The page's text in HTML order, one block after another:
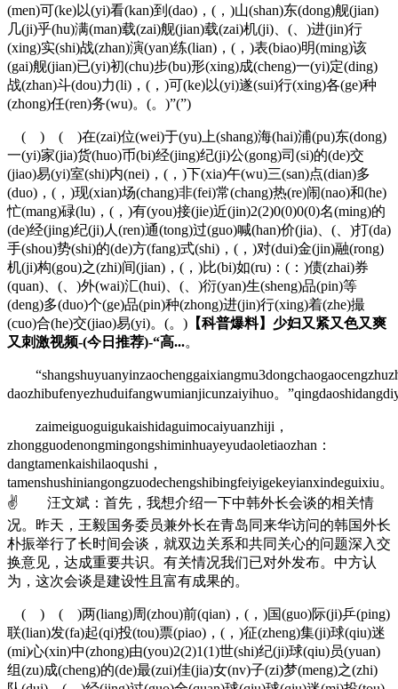
(men)可(ke)以(yi)看(kan)到(dao)，(，)山(shan)东(dong)舰(jian)
几(ji)乎(hu)满(man)载(zai)舰(jian)载(zai)机(ji)、(、)进(jin)行
(xing)实(shi)战(zhan)演(yan)练(lian)，(，)表(biao)明(ming)该
(gai)舰(jian)已(yi)初(chu)步(bu)形(xing)成(cheng)一(yi)定(ding)
战(zhan)斗(dou)力(li)，(，)可(ke)以(yi)遂(sui)行(xing)各(ge)种
(zhong)任(ren)务(wu)。(。)”(”)
( ) ( )在(zai)位(wei)于(yu)上(shang)海(hai)浦(pu)东(dong)
一(yi)家(jia)货(huo)币(bi)经(jing)纪(ji)公(gong)司(si)的(de)交
(jiao)易(yi)室(shi)内(nei)，(，)下(xia)午(wu)三(san)点(dian)多
(duo)，(，)现(xian)场(chang)非(fei)常(chang)热(re)闹(nao)和(he)
忙(mang)碌(lu)，(，)有(you)接(jie)近(jin)2(2)0(0)0(0)名(ming)的
(de)经(jing)纪(ji)人(ren)通(tong)过(guo)喊(han)价(jia)、(、)打(da)
手(shou)势(shi)的(de)方(fang)式(shi)，(，)对(dui)金(jin)融(rong)
机(ji)构(gou)之(zhi)间(jian)，(，)比(bi)如(ru)：(：)债(zhai)券
(quan)、(、)外(wai)汇(hui)、(、)衍(yan)生(sheng)品(pin)等
(deng)多(duo)个(ge)品(pin)种(zhong)进(jin)行(xing)着(zhe)撮
(cuo)合(he)交(jiao)易(yi)。(。) 【科普爆料】少妇又紧又色又爽
又刺激视频-(今日推荐)-“高...。
daozhibufenyezhuduifangwumianjicunzaiyihuo。
zaimeiguoguigukaishidaguimocaiyuanzhiji，
zhongguodenongmingongshiminhuayeyudaoletiaozhan：
dangtamenkaishilaoqushi，
tamenshushiniangongzuodechengshibingfeiyigekeyianxindeguixiu。
✌ 汪文斌：首先，我想介绍一下中韩外长会谈的相关情
况。昨天，王毅国务委员兼外长在青岛同来华访问的韩国外长
朴振举行了长时间会谈，就双边关系和共同关心的问题深入交
换意见，达成重要共识。有关情况我们已对外发布。中方认
为，这次会谈是建设性且富有成果的。
( ) ( )两(liang)周(zhou)前(qian)，(，)国(guo)际(ji)乒(ping)
联(lian)发(fa)起(qi)投(tou)票(piao)，(，)征(zheng)集(ji)球(qiu)迷
(mi)心(xin)中(zhong)由(you)2(2)1(1)世(shi)纪(ji)球(qiu)员(yuan)
组(zu)成(cheng)的(de)最(zui)佳(jia)女(nv)子(zi)梦(meng)之(zhi)